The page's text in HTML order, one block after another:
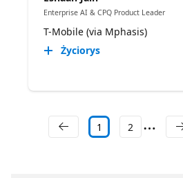
Enterprise AI & CPQ Product Leader
T-Mobile (via Mphasis)
Życiorys
1 2